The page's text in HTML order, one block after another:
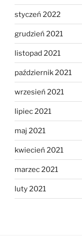
styczeń 2022
grudzień 2021
listopad 2021
październik 2021
wrzesień 2021
lipiec 2021
maj 2021
kwiecień 2021
marzec 2021
luty 2021